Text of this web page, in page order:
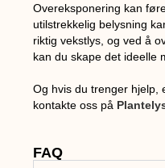
Overeksponering kan
utilstrekkelig belysning
riktig vekstlys, og ved å
kan du skape det ideelle
Og hvis du trenger hjelp,
kontakte oss på
FAQ